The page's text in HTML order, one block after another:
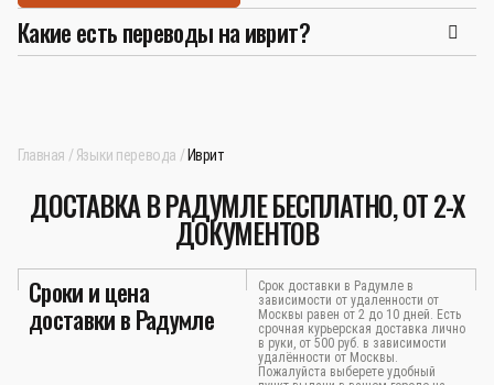
Какие есть переводы на иврит?
Главная Языки перевода Иврит
ДОСТАВКА В РАДУМЛЕ БЕСПЛАТНО, ОТ 2-Х
ДОКУМЕНТОВ
Сроки и цена
доставки в Радумле
Срок доставки в Радумле в
зависимости от удаленности от
Москвы равен от 2 до 10 дней. Есть
срочная курьерская доставка лично
в руки, от 500 руб. в зависимости
удалённости от Москвы.
Пожалуйста выберете удобный